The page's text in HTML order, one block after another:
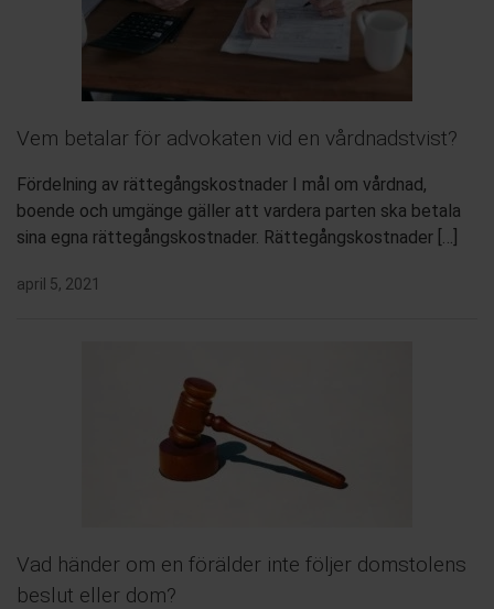
Vem betalar för advokaten vid en vårdnadstvist?
Fördelning av rättegångskostnader I mål om vårdnad,
boende och umgänge gäller att vardera parten ska betala
sina egna rättegångskostnader. Rättegångskostnader […]
april 5, 2021
Vad händer om en förälder inte följer domstolens
beslut eller dom?